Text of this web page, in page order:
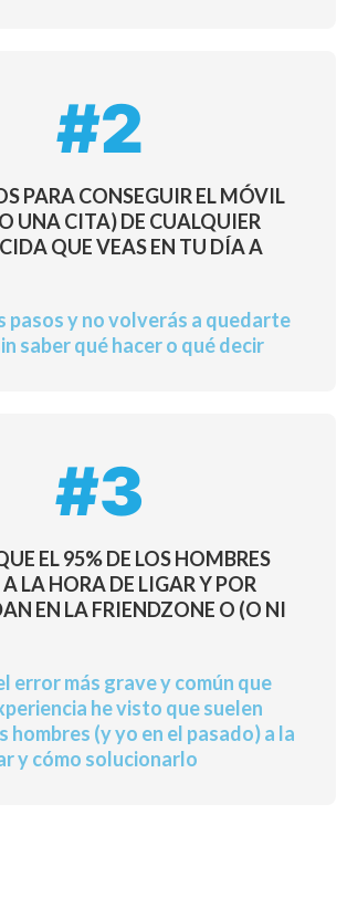
#2
PARA CONSEGUIR EL MÓVIL
UNA CITA) DE CUALQUIER
QUE VEAS EN TU DÍA A
pasos y no volverás a quedarte
saber qué hacer o qué decir
#3
EL 95% DE LOS HOMBRES
LA HORA DE LIGAR Y POR
EN LA FRIENDZONE O (O NI
error más grave y común que
he visto que suelen
hombres (y yo en el pasado) a la
y cómo solucionarlo